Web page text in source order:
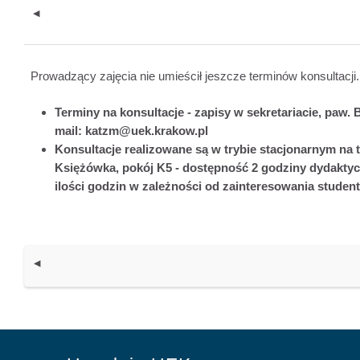
◀︎
Prowadzący zajęcia nie umieścił jeszcze terminów konsultacji.
Terminy na konsultacje - zapisy w sekretariacie, paw.
mail: katzm@uek.krakow.pl
Konsultacje realizowane są w trybie stacjonarnym na
Księżówka, pokój K5 - dostępność 2 godziny
ilości godzin w zależności od zainteresowania
◀︎